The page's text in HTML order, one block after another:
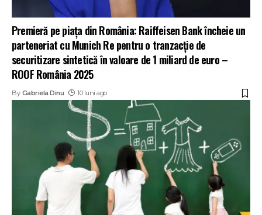
Premieră pe piața din România: Raiffeisen Bank încheie un
parteneriat cu Munich Re pentru o tranzacție de
securitizare sintetică în valoare de 1 miliard de euro –
ROOF România 2025
By Gabriela Dinu 10 luni ago